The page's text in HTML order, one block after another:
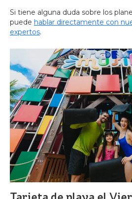
Si tiene alguna duda sobre los
puede hablar directamente con
expertos.